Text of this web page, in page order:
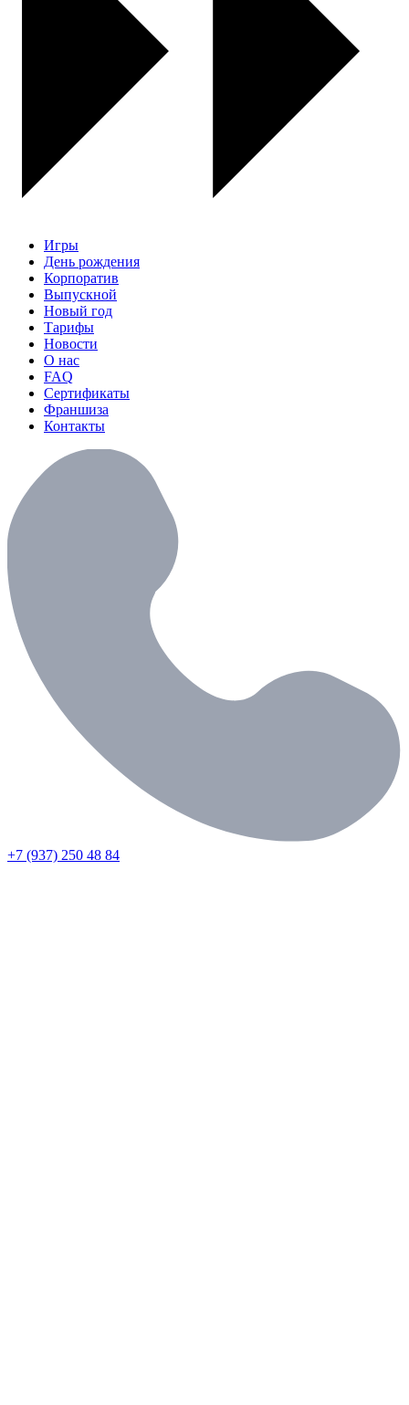
Игры
День рождения
Корпоратив
Выпускной
Новый год
Тарифы
Новости
О нас
FAQ
Сертификаты
Франшиза
Контакты
+7 (937) 250 48 84